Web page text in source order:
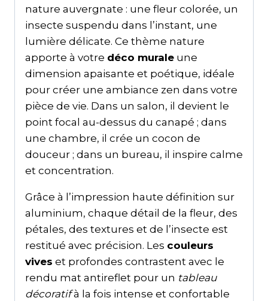
nature auvergnate : une fleur colorée, un
insecte suspendu dans l’instant, une
lumière délicate. Ce thème nature
apporte à votre déco murale une
dimension apaisante et poétique, idéale
pour créer une ambiance zen dans votre
pièce de vie. Dans un salon, il devient le
point focal au-dessus du canapé ; dans
une chambre, il crée un cocon de
douceur ; dans un bureau, il inspire calme
et concentration.
Grâce à l’impression haute définition sur
aluminium, chaque détail de la fleur, des
pétales, des textures et de l’insecte est
restitué avec précision. Les couleurs
vives et profondes contrastent avec le
rendu mat antireflet pour un tableau
décoratifà la fois intense et confortable